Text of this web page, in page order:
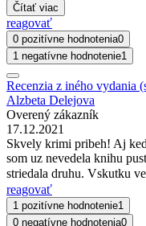
Čítať viac
reagovať
0 pozitívne hodnotenia0
1 negatívne hodnotenie1
Recenzia z iného vydania
Alzbeta Delejova
Overený zákazník
17.12.2021
Skvely krimi pribeh! Aj
som uz nevedela knihu
striedala druhu. Vskutku
reagovať
1 pozitívne hodnotenie1
0 negatívne hodnotenia0